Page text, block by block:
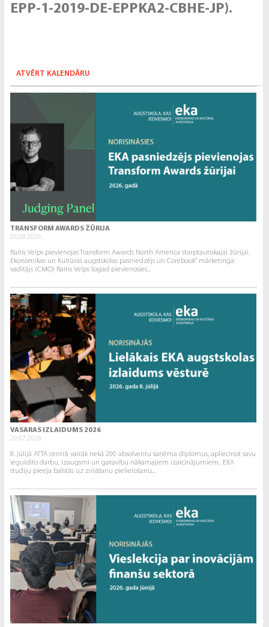
EPP-1-2019-DE-EPPKA2-CBHE-JP).
ATVĒRT KALENDĀRU
TRANSFORM AWARDS ŽŪRIJA
05.08.2026.
Raitis Velps pievienojas Transform Awards North America starptautiskajai žūrijai.
Ekonomikas un Kultūras augstskolas pasniedzējs un Corebook° mārketinga
vadītājs (CMO) Raitis Velps šogad pievienosies...
VASARAS IZLAIDUMS 2026
29.07.2026.
8. jūlijā ATTA centrā vairāk nekā 200 absolventu saņēma diplomus, apliecinot savu
ieguldīto darbu, izaugsmi un gatavību nākamajiem izaicinājumiem.. EKA
studiju pieeja balstās uz zināšanu pielietošanu...